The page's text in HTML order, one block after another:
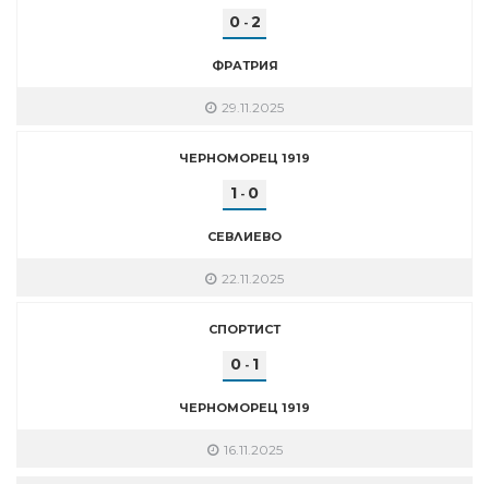
0- 2
ФРАТРИЯ
29.11.2025
ЧЕРНОМОРЕЦ 1919
1 - 0
СЕВЛИЕВО
22.11.2025
СПОРТИСТ
0 - 1
ЧЕРНОМОРЕЦ 1919
16.11.2025